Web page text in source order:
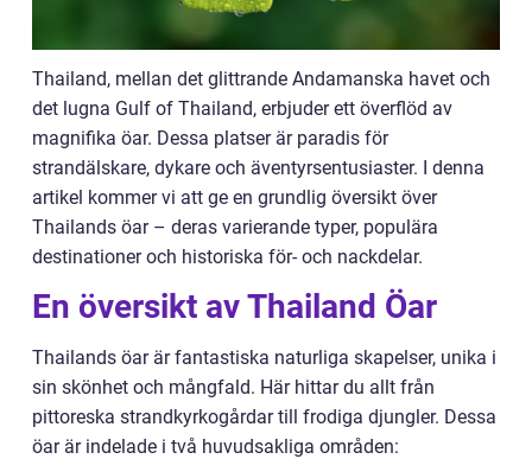
Thailand, mellan det glittrande Andamanska havet och
det lugna Gulf of Thailand, erbjuder ett överflöd av
magnifika öar. Dessa platser är paradis för
strandälskare, dykare och äventyrsentusiaster. I denna
artikel kommer vi att ge en grundlig översikt över
Thailands öar – deras varierande typer, populära
destinationer och historiska för- och nackdelar.
En översikt av Thailand Öar
Thailands öar är fantastiska naturliga skapelser, unika i
sin skönhet och mångfald. Här hittar du allt från
pittoreska strandkyrkogårdar till frodiga djungler. Dessa
öar är indelade i två huvudsakliga områden: